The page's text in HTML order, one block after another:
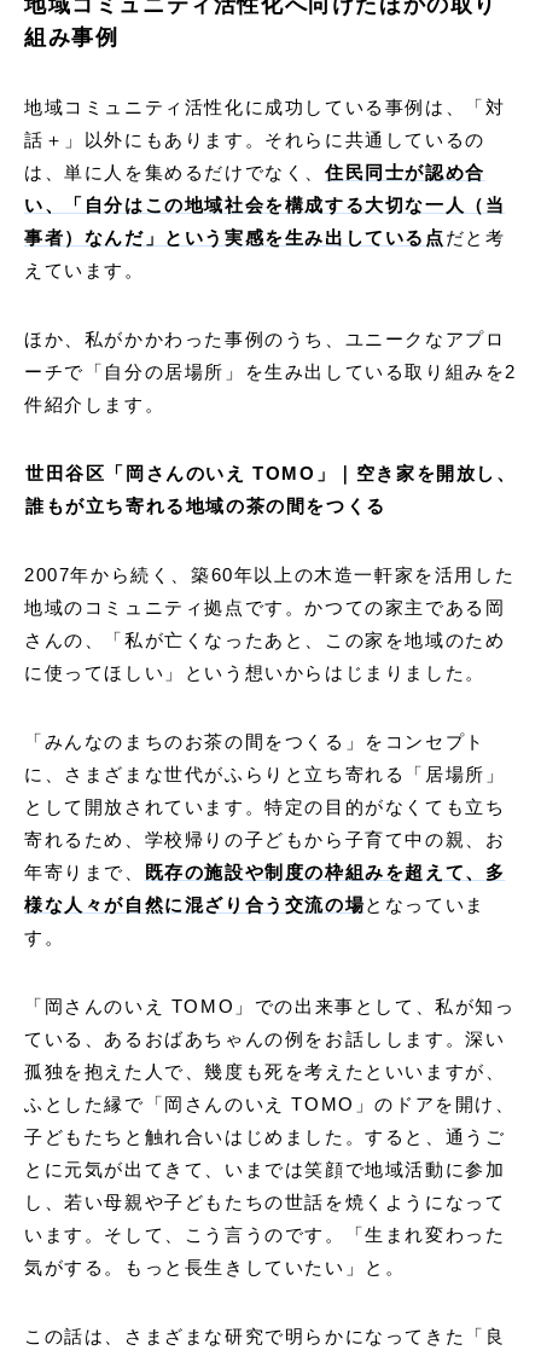
地域コミュニティ活性化へ向けたほかの取り
組み事例
地域コミュニティ活性化に成功している事例は、「対
話＋」以外にもあります。それらに共通しているの
は、単に人を集めるだけでなく、 住民同士が認め合
い、「自分はこの地域社会を構成する大切な一人（当
事者）なんだ」という実感を生み出している点だと考
えています。
ほか、私がかかわった事例のうち、ユニークなアプロ
ーチで「自分の居場所」を生み出している取り組みを2
件紹介します。
世田谷区「岡さんのいえ TOMO」｜空き家を開放し、
誰もが立ち寄れる地域の茶の間をつくる
2007年から続く、築60年以上の木造一軒家を活用した
地域のコミュニティ拠点です。かつての家主である岡
さんの、「私が亡くなったあと、この家を地域のため
に使ってほしい」という想いからはじまりました。
「みんなのまちのお茶の間をつくる」をコンセプト
に、さまざまな世代がふらりと立ち寄れる「居場所」
として開放されています。特定の目的がなくても立ち
寄れるため、学校帰りの子どもから子育て中の親、お
年寄りまで、
既存の施設や制度の枠組みを超えて、多
様な人々が自然に混ざり合う交流の場となっていま
す。
「岡さんのいえ TOMO」での出来事として、私が知っ
ている、あるおばあちゃんの例をお話しします。深い
孤独を抱えた人で、幾度も死を考えたといいますが、
ふとした縁で「岡さんのいえ TOMO」のドアを開け、
子どもたちと触れ合いはじめました。すると、通うご
とに元気が出てきて、いまでは笑顔で地域活動に参加
し、若い母親や子どもたちの世話を焼くようになって
います。そして、こう言うのです。「生まれ変わった
気がする。もっと長生きしていたい」と。
この話は、さまざまな研究で明らかになってきた「良